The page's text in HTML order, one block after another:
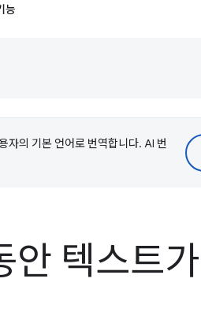
능
의 기본 언어로 번역합니다. AI 번
안 텍스트